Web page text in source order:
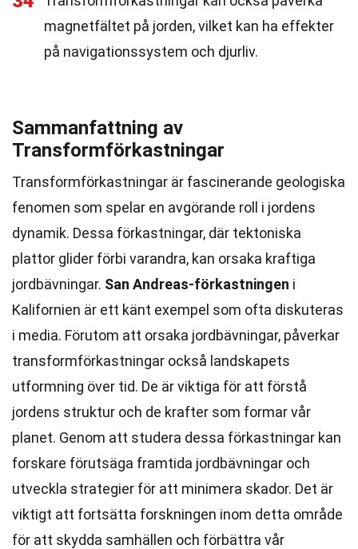
magnetfältet på jorden, vilket kan ha effekter
på navigationssystem och djurliv.
Sammanfattning av
Transformförkastningar
Transformförkastningar är fascinerande geologiska
fenomen som spelar en avgörande roll i jordens
dynamik. Dessa förkastningar, där tektoniska
plattor glider förbi varandra, kan orsaka kraftiga
jordbävningar. San Andreas-förkastningen i
Kalifornien är ett känt exempel som ofta diskuteras
i media. Förutom att orsaka jordbävningar, påverkar
transformförkastningar också landskapets
utformning över tid. De är viktiga för att förstå
jordens struktur och de krafter som formar vår
planet. Genom att studera dessa förkastningar kan
forskare förutsäga framtida jordbävningar och
utveckla strategier för att minimera skador. Det är
viktigt att fortsätta forskningen inom detta område
för att skydda samhällen och förbättra vår